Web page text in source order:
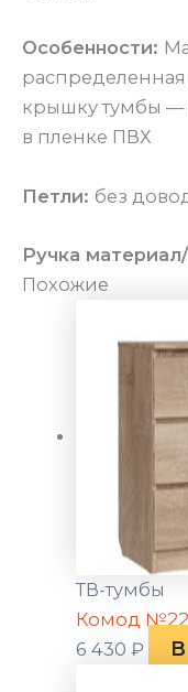
Особенности:
крышку тумбы —
в пленке ПВХ
Петли: без
Ручка
Похожие
ТВ-тумбы
Комод №22
6 430₽